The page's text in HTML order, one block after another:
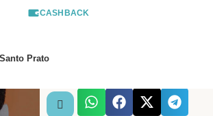
CASHBACK
Prato